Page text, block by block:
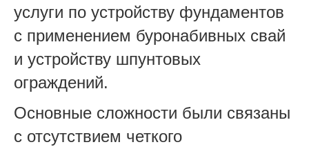
услуги по устройству фундаментов
с применением буронабивных свай
и устройству шпунтовых
ограждений.
Основные сложности были связаны
с отсутствием четкого